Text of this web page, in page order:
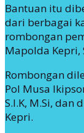
Bantuan itu
dari berbagai
rombongan
Mapolda Kepri,
Rombongan
Pol Musa
S.I.K, M.Si, dan
Kepri.